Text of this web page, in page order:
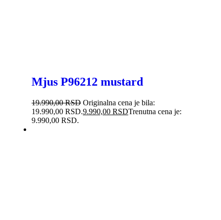
Mjus P96212 mustard
19.990,00RSD Originalna cena je bila:
19.990,00 RSD.9.990,00 RSDTrenutna cena je:
9.990,00 RSD.